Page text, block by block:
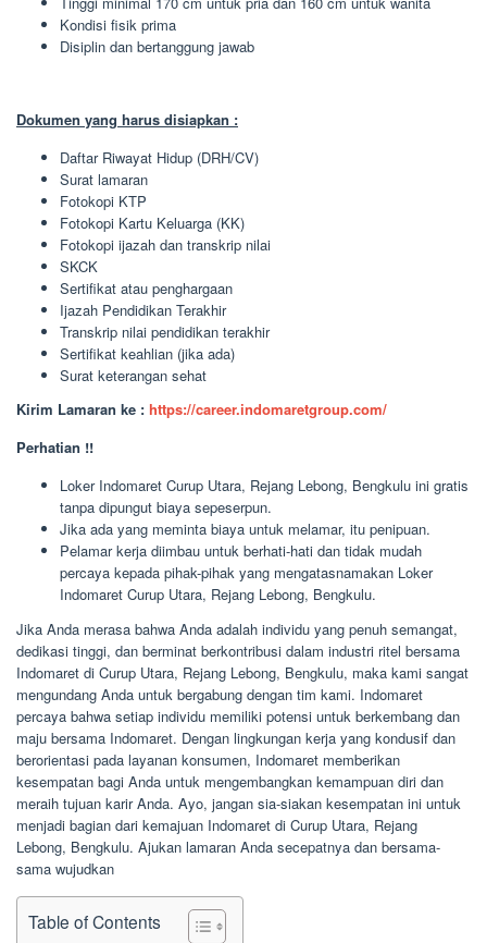
Kondisi fisik prima
Disiplin dan bertanggung jawab
Dokumen yang harus disiapkan :
Daftar Riwayat Hidup (DRH/CV)
Surat lamaran
Fotokopi KTP
Fotokopi Kartu Keluarga (KK)
Fotokopi ijazah dan transkrip nilai
SKCK
Sertifikat atau penghargaan
Ijazah Pendidikan Terakhir
Transkrip nilai pendidikan terakhir
Sertifikat keahlian (jika ada)
Surat keterangan sehat
Kirim Lamaran ke : https://career.indomaretgroup.com/
Perhatian !!
Loker Indomaret Curup Utara, Rejang Lebong, Bengkulu ini gratis
tanpa dipungut biaya sepeserpun.
Jika ada yang meminta biaya untuk melamar, itu penipuan.
Pelamar kerja diimbau untuk berhati-hati dan tidak mudah
percaya kepada pihak-pihak yang mengatasnamakan Loker
Indomaret Curup Utara, Rejang Lebong, Bengkulu.
Jika Anda merasa bahwa Anda adalah individu yang penuh semangat,
dedikasi tinggi, dan berminat berkontribusi dalam industri ritel bersama
Indomaret di Curup Utara, Rejang Lebong, Bengkulu, maka kami sangat
mengundang Anda untuk bergabung dengan tim kami. Indomaret
percaya bahwa setiap individu memiliki potensi untuk berkembang dan
maju bersama Indomaret. Dengan lingkungan kerja yang kondusif dan
berorientasi pada layanan konsumen, Indomaret memberikan
kesempatan bagi Anda untuk mengembangkan kemampuan diri dan
meraih tujuan karir Anda. Ayo, jangan sia-siakan kesempatan ini untuk
menjadi bagian dari kemajuan Indomaret di Curup Utara, Rejang
Lebong, Bengkulu. Ajukan lamaran Anda secepatnya dan bersama-
sama wujudkan
Table of Contents